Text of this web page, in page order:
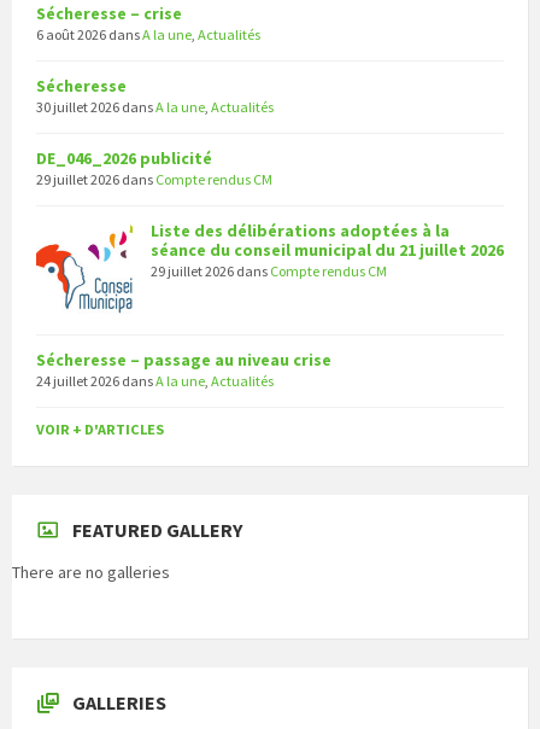
Sécheresse – crise
6 août 2026 dansA la une Actualités
Sécheresse
30 juillet 2026 dansA la une Actualités
DE_046_2026 publicité
29 juillet 2026 dans Compte rendus CM
Liste des délibérations adoptées à la
séance du conseil municipal du 21 juillet 2026
29 juillet 2026 dans Compte rendus CM
Sécheresse – passage au niveau crise
24 juillet 2026 dansA la une Actualités
VOIR + D'ARTICLES
FEATURED GALLERY
There are no galleries
GALLERIES